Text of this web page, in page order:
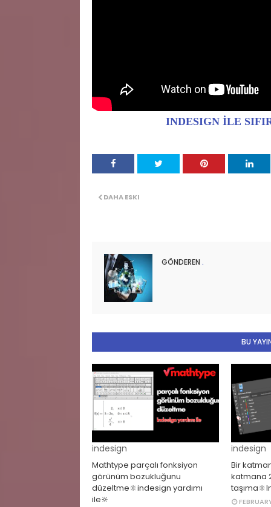
INDESIGN İLE
DAHA ESKI
GÖNDEREN .
BU
indesign
Mathtype parçalı fonksiyon
görünüm bozukluğunu
düzeltme🔆indesign yardımı
ile🔆
indesign
Bir
katmana